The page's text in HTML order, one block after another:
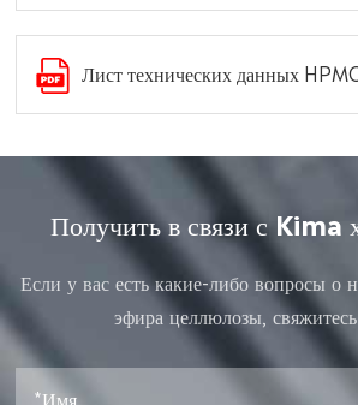
Лист технических данных
Получить в связи с Kima
Если у вас есть какие-либо вопросы о
эфира целлюлозы,